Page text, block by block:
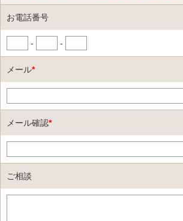
お電話番号
- -
メール*
メール確認*
ご相談